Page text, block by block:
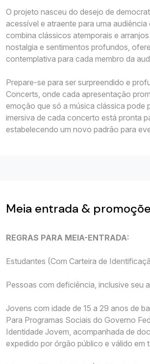
O projeto nasceu do desejo de
acessível e atraente para uma
combina clássicos atemporais e
nostalgia e sentimentos profundos,
contemplativa para cada membro da
Prepare-se para ser surpreendido e
Concerts, onde cada apresentação
emoção que só a música clássica pode
imersiva de cada concerto está pronta
estabelecendo um novo padrão para
Meia entrada &
REGRAS PARA MEIA-ENTRADA:
Estudantes (Com Carteira de
Pessoas com deficiência, inclusive seu
Jovens com idade de 15 a 29 anos de
Para Programas Sociais do Governo
Identidade Jovem, acompanhada de
expedido por órgão público e válido em